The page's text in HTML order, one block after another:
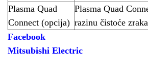
Plasma Quad
Connect (opcija)
Plasma Quad
razinu čistoće
Facebook
Mitsubishi Electric